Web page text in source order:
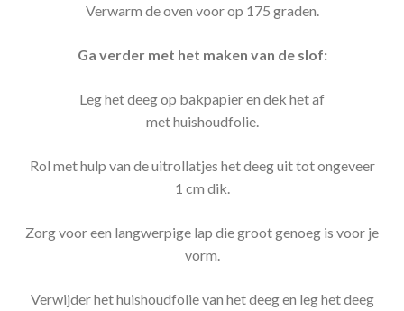
Verwarm de oven voor op 175 graden.
Ga verder met het maken van de slof:
Leg het deeg op bakpapier en dek het af
met huishoudfolie.
Rol met hulp van de uitrollatjes het deeg uit tot ongeveer
1 cm dik.
Zorg voor een langwerpige lap die groot genoeg is voor je
vorm.
Verwijder het huishoudfolie van het deeg en leg het deeg